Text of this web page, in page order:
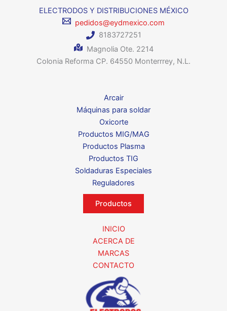
ELECTRODOS Y DISTRIBUCIONES MÉXICO
pedidos@eydmexico.com
8183727251
Magnolia Ote. 2214
Colonia Reforma CP. 64550 Monterrrey, N.L.
Arcair
Máquinas para soldar
Oxicorte
Productos MIG/MAG
Productos Plasma
Productos TIG
Soldaduras Especiales
Reguladores
Productos
INICIO
ACERCA DE
MARCAS
CONTACTO